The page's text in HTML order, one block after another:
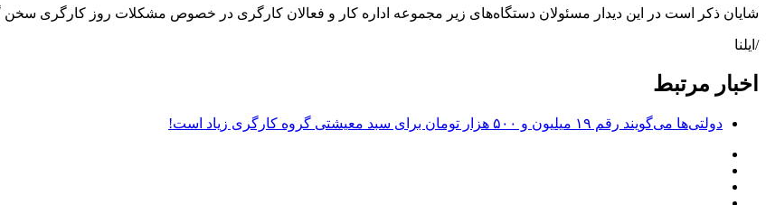
شایان ذکر است در این دیدار مسئولان دستگاه‌های زیر مجموعه اداره کار و فعالان کارگری در خصوص مشکلات روز کارگری سخن
/ایلنا
اخبار مرتبط
دولتی‌ها می‌گویند رقم ۱۹ میلیون و ۵۰۰ هزار تومان برای سبد معیشتی گروه کارگری زیاد است!